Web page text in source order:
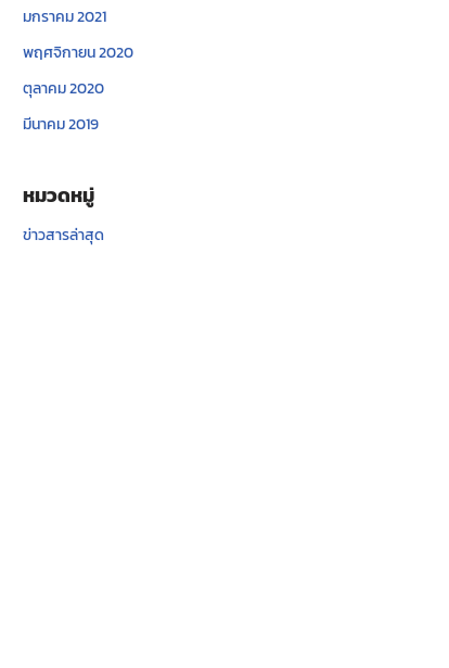
มกราคม 2021
พฤศจิกายน 2020
ตุลาคม 2020
มีนาคม 2019
หมวดหมู่
ข่าวสารล่าสุด